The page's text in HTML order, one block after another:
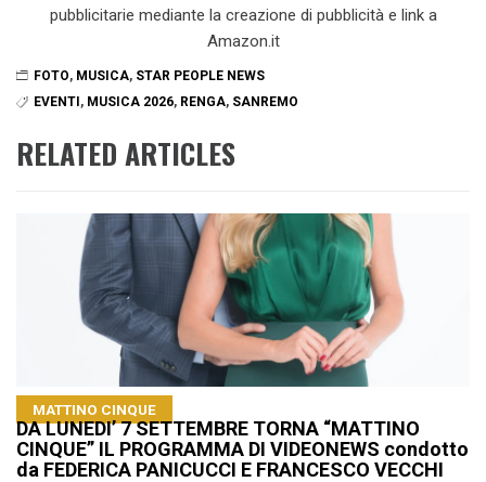
pubblicitarie mediante la creazione di pubblicità e link a
Amazon.it
FOTO, MUSICA, STAR PEOPLE NEWS
EVENTI, MUSICA 2026, RENGA, SANREMO
RELATED ARTICLES
MATTINO CINQUE
DA LUNEDI’ 7 SETTEMBRE TORNA “MATTINO
CINQUE” IL PROGRAMMA DI VIDEONEWS condotto
da FEDERICA PANICUCCI E FRANCESCO VECCHI